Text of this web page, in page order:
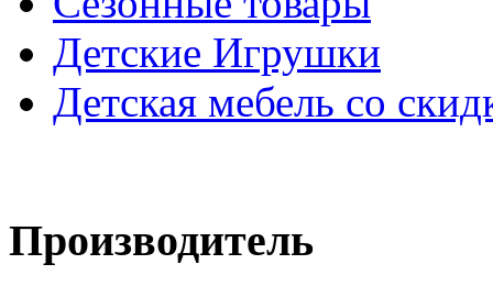
Детские Игрушки
Детская мебель со
Производитель